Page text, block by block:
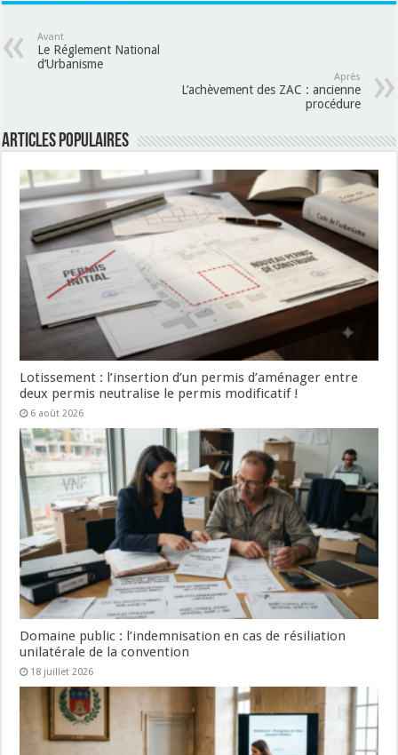
Avant
Le Réglement National
d’Urbanisme
Après
L’achèvement des ZAC : ancienne
procédure
Articles populaires
Lotissement : l’insertion d’un permis d’aménager entre
deux permis neutralise le permis modificatif !
6 août 2026
Domaine public : l’indemnisation en cas de résiliation
unilatérale de la convention
18 juillet 2026